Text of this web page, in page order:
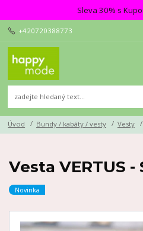
Sleva 30% s
+420720388773
Úvod Bundy / kabáty / vesty Vesty
Vesta VERTUS -
Novinka